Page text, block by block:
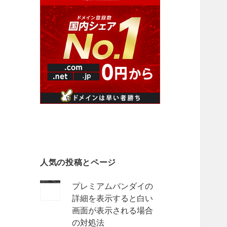
人気の投稿とページ
プレミアムバンダイの
詳細を表示すると白い
画面が表示される場合
の対処法